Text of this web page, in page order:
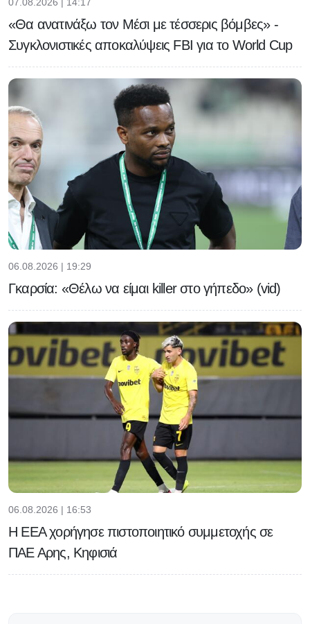
«Θα ανατινάξω τον Μέσι με τέσσερις βόμβες» -
Συγκλονιστικές αποκαλύψεις FBI για το World Cup
06.08.2026 | 19:29
Γκαρσία: «Θέλω να είμαι killer στο γήπεδο» (vid)
06.08.2026 | 16:53
Η ΕΕΑ χορήγησε πιστοποιητικό συμμετοχής σε
ΠΑΕ Αρης, Κηφισιά